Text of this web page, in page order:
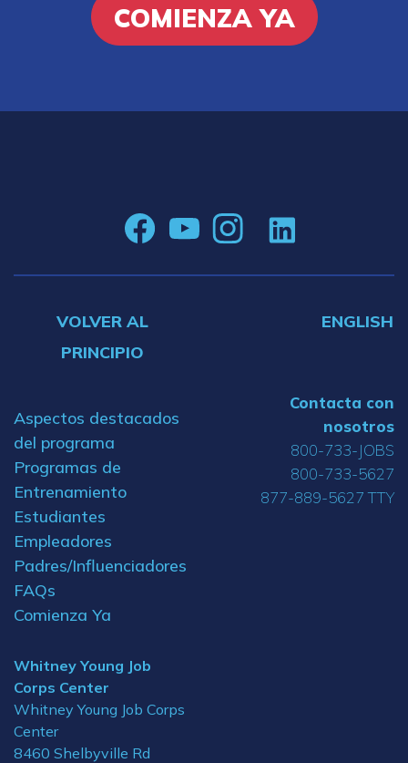
COMIENZA YA
VOLVER AL
PRINCIPIO
ENGLISH
Aspectos destacados
del programa
Programas de
Entrenamiento
Estudiantes
Empleadores
Padres/Influenciadores
FAQs
Comienza Ya
Whitney Young Job
Corps Center
Whitney Young Job Corps
Center
8460 Shelbyville Rd
Contacta con
nosotros
800-733-JOBS
800-733-5627
877-889-5627 TTY